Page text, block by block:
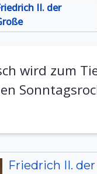
II. der
wird zum
Friedrich II.